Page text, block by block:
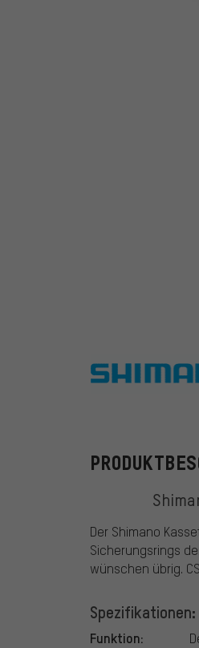
Der Shimano
Sicherungsrings
wünschen übrig.
Spezifikationen:
Funktion: